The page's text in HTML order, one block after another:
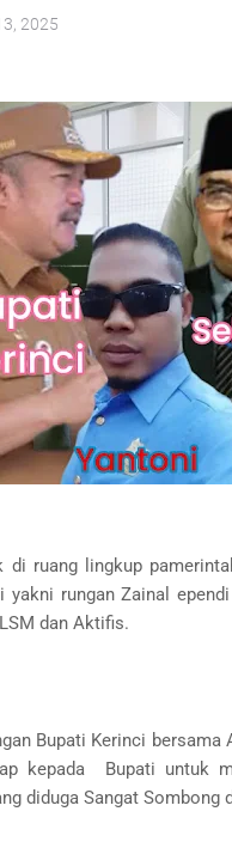
2025
ruang lingkup
yakni rungan Zainal
dan Aktifis.
Bupati Kerinci bersama
kepada Bupati untuk
diduga Sangat